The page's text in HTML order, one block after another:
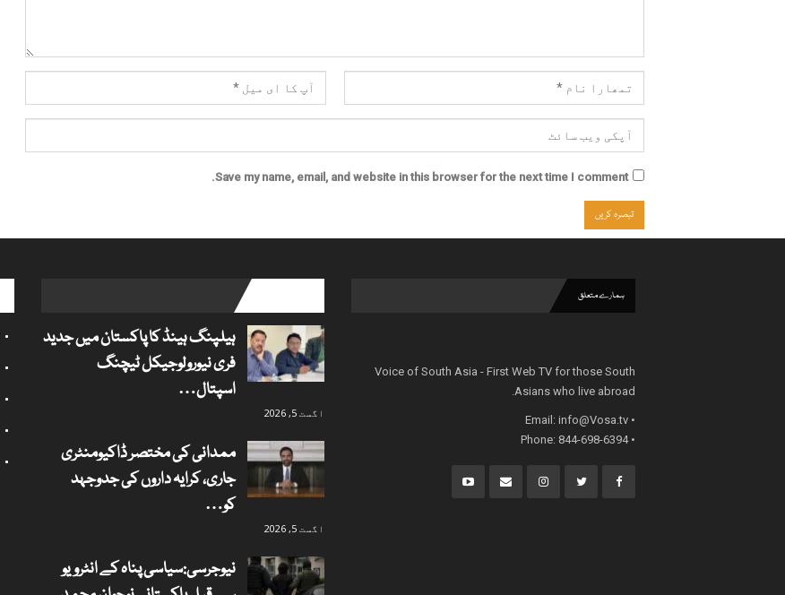
Save my name, email, and website in this browser for the next time I comment.
ہمارے متعلق
Voice of South Asia - First Web TV for those South
Asians who live abroad.
• Email:
info@Vosa.tv
• Phone: 844-698-6394
ہیلپنگ ہینڈ کا پاکستان میں جدید
فری نیورولوجیکل ٹیچنگ
اسپتال…
اگست 5, 2026
ممدانی کی مختصر ڈاکیومنٹری
جاری، کرایہ داروں کی جدوجہد
کو…
اگست 5, 2026
نیوجرسی:سیاسی پناہ کے انٹرویو